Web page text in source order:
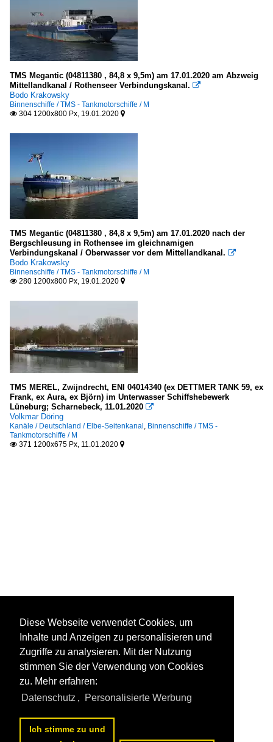
TMS Megantic (04811380 , 84,8 x 9,5m) am 17.01.2020 am Abzweig
Mittellandkanal / Rothenseer Verbindungskanal. 
Bodo Krakowsky
Binnenschiffe / TMS - Tankmotorschiffe / M
 304 1200x800 Px, 19.01.2020 
TMS Megantic (04811380 , 84,8 x 9,5m) am 17.01.2020 nach der
Bergschleusung in Rothensee im gleichnamigen
Verbindungskanal / Oberwasser vor dem Mittellandkanal. 
Bodo Krakowsky
Binnenschiffe / TMS - Tankmotorschiffe / M
 280 1200x800 Px, 19.01.2020 
TMS MEREL, Zwijndrecht, ENI 04014340 (ex DETTMER TANK 59, ex
Frank, ex Aura, ex Björn) im Unterwasser Schiffshebewerk
Lüneburg; Scharnebeck, 11.01.2020 
Volkmar Döring
Kanäle / Deutschland / Elbe-Seitenkanal , Binnenschiffe / TMS -
Tankmotorschiffe / M
 371 1200x675 Px, 11.01.2020 
Diese Webseite verwendet Cookies, um
Inhalte und Anzeigen zu personalisieren und
Zugriffe zu analysieren. Mit der Nutzung
stimmen Sie der Verwendung von Cookies
zu. Mehr erfahren:
Datenschutz , Personalisierte Werbung
Ich stimme zu und